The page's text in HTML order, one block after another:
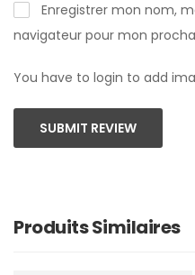
Enregistrer mon nom,
navigateur pour mon
You have to login to add
SUBMIT REVIEW
Produits Similaires